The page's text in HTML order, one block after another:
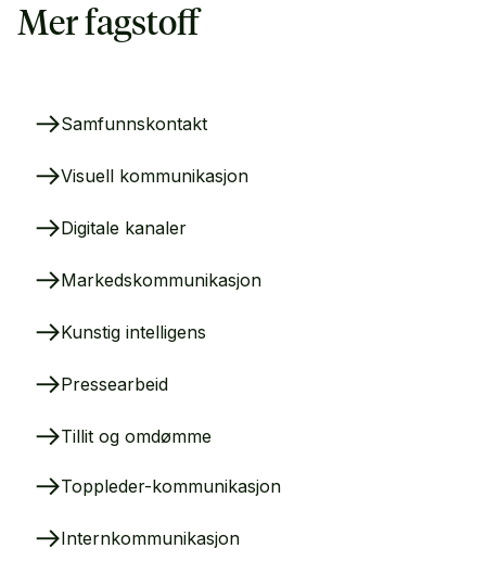
Mer fagstoff
Samfunnskontakt
Visuell kommunikasjon
Digitale kanaler
Markedskommunikasjon
Kunstig intelligens
Pressearbeid
Tillit og omdømme
Toppleder-kommunikasjon
Internkommunikasjon